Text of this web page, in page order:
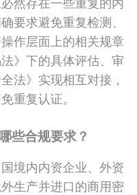
然存在一些重复的内
要求避免重复检测、
作层面上的相关规章
》下的具体评估、审
法》实现相互对接，
重复认证。
些合规要求？
境内内资企业、外资
生产并进口的商用密